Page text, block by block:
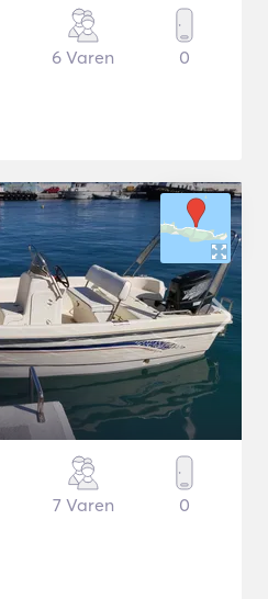
6 Varen 0
7 Varen 0